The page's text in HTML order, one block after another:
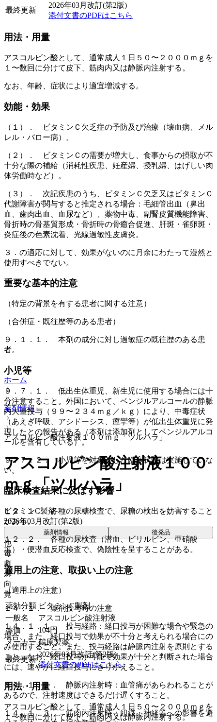
最終更新
2026年03月改訂(第2版)
添付文書のPDFはこちら
用法・用量
アスコルビン酸として、通常成人１日５０〜２０００ｍｇを
１〜数回に分けて皮下、筋肉内又は静脈内注射する。
なお、年齢、症状により適宜増減する。
効能・効果
（１）． ビタミンＣ欠乏症の予防及び治療（壊血病、メル
レル・バロー病）。
（２）． ビタミンＣの需要が増大し、食事からの摂取が不
十分な際の補給（消耗性疾患、妊産婦、授乳婦、はげしい肉
体労働時など）。
（３）． 次記疾患のうち、ビタミンＣ欠乏又はビタミンＣ
代謝障害が関与すると推定される場合：毛細管出血（鼻出
血、歯肉出血、血尿など）、薬物中毒、副腎皮質機能障害、
骨折時の骨基質形成・骨折時の骨癒合促進、肝斑・雀卵斑・
炎症後の色素沈着、光線過敏性皮膚炎。
３．の適応に対して、効果がないのに月余にわたって漫然と
使用すべきでない。
重要な基本的注意
（特定の背景を有する患者に関する注意）
（合併症・既往歴等のある患者）
９．１．１． 本剤の成分に対し過敏症の既往歴のある患
者。
小児等
９．７．１． 低出生体重児、新生児に使用する場合には十
分注意すること。外国において、ベンジルアルコールの静脈
内大量投与（９９〜２３４ｍｇ／ｋｇ）により、中毒症状
（あえぎ呼吸、アシドーシス、痙攣等）が低出生体重児に発
現したとの報告がある（本剤は添加剤としてベンジルアルコ
ールを含有している）。
９．７．２． 小児等を対象とした臨床試験は実施していな
い。
臨床検査結果に及ぼす影響
１２．１． 各種の尿糖検査で、尿糖の検出を妨害すること
がある。
１２．２． 各種の尿検査（潜血、ビリルビン、亜硝酸
塩）・便潜血反応検査で、偽陰性を呈することがある。
適用上の注意、取扱い上の注意
（適用上の注意）
１４．１． 薬剤投与時の注意
１４．１．１． 投与経路：経口投与が困難な場合や緊急の
場合、また、経口投与で効果が不十分と考えられる場合にの
み使用すること。また、投与経路は静脈内注射を原則とする
こと。なお、経口投与が可能で効果が十分と判断された場合
には、速やかに経口投与にきりかえること。
１４．１．２． 静脈内注射時：血管痛があらわれることが
あるので、注射速度はできるだけ遅くすること。
１４．１．３． 筋肉内注射時：組織・神経等への影響を避
ホーム
薬剤情報
アスコルビン酸注射液１００ｍｇ「ツルハラ」
アスコルビン酸注射液１００
ｍｇ「ツルハラ」
ビタミンC製剤
2026年03月改訂(第2版)
薬剤情報 後発品
他
毒
劇
麻
向
覚
薬効分類 ビタミンC製剤
一般名
アスコルビン酸注射液
薬価
104円
メーカー 鶴原製薬
最終更新
2026年03月改訂(第2版)
添付文書のPDFはこちら
用法・用量
アスコルビン酸として、通常成人１日５０〜２０００ｍｇを
１〜数回に分けて皮下、筋肉内又は静脈内注射する。